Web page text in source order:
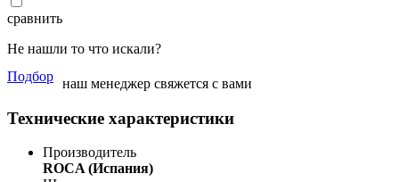
сравнить
Не нашли то что искали?
Подбор наш менеджер свяжется с вами
Технические характеристики
Производитель
ROCA (Испания)